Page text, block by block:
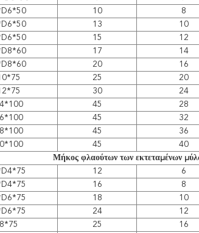
10 8
13 10
15 12
17 14
20 16
25 20
30 24
45 28
45 32
45 36
45 40
Μήκος φλαούτων των εκτεταμένων
12 6
16 8
18 10
24 12
25 16